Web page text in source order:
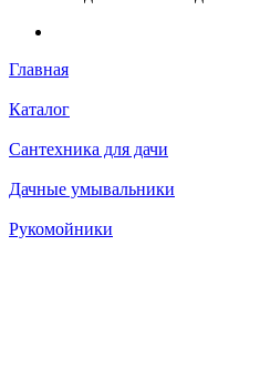
Главная
Каталог
Сантехника для дачи
Дачные умывальники
Рукомойники